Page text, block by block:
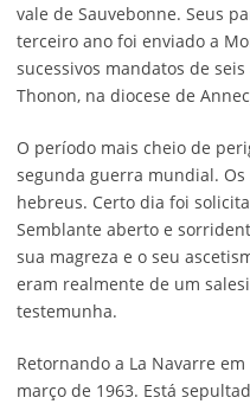
vale de Sauvebonne. Seus
terceiro ano foi enviado a
sucessivos mandatos de
Thonon, na diocese de
O período mais cheio de
segunda guerra mundial. Os
hebreus. Certo dia foi
Semblante aberto e
sua magreza e o seu
eram realmente de um
testemunha.
Retornando a La Navarre
março de 1963. Está